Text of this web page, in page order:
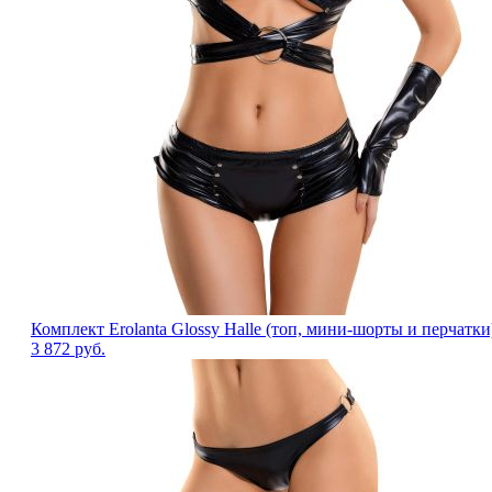
Комплект Erolanta Glossy Halle (топ, мини-шорты и
3 872 руб.